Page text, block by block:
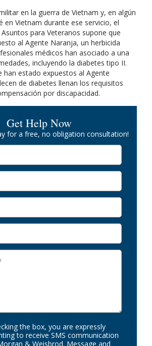
en la guerra de Vietnam y, en algún
en Vietnam durante ese servicio, el
para Veteranos supone que
al Agente Naranja, un herbicida
médicos han asociado a una
incluyendo la diabetes tipo II.
han estado expuestos al Agente
de diabetes llenan los requisitos
por discapacidad.
Get Help Now
for a free, no obligation consultation!
the box, you are expressly
to receive SMS communication
& Weisbrod. Message and